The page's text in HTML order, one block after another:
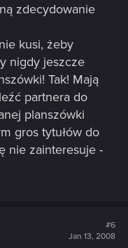
zdecydowanie
kusi, żeby
nigdy jeszcze
Tak! Mają
partnera do
planszówki
gros tytułów do
nie zainteresuje -
#6
Jan 13, 2008